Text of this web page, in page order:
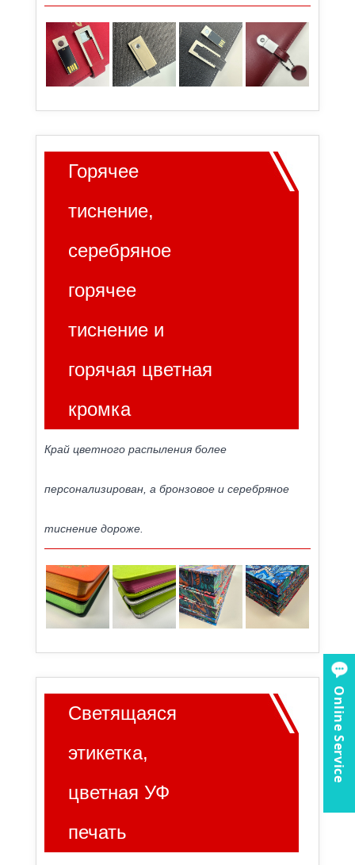
Горячее
тиснение,
серебряное
горячее
тиснение и
горячая цветная
кромка
Край цветного распыления более
персонализирован, а бронзовое и серебряное
тиснение дороже.
Светящаяся
этикетка,
цветная УФ
печать
Online Service